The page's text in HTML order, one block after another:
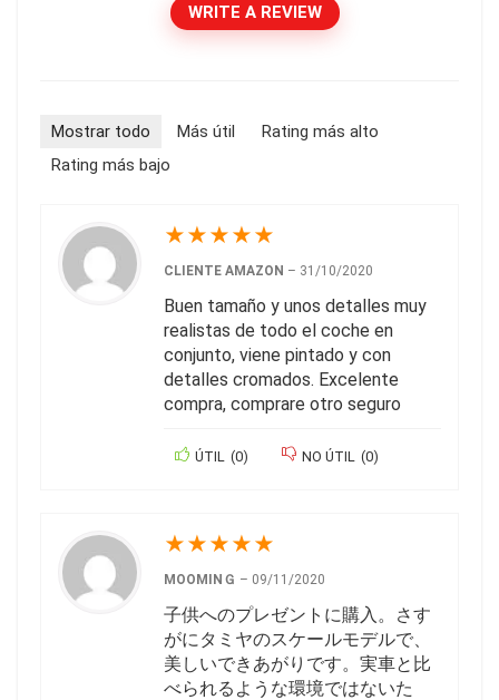
WRITE A REVIEW
Mostrar todo Más útil
Rating más alto
Rating más bajo
★★★★★
CLIENTE AMAZON – 31/10/2020
Buen tamaño y unos detalles muy
realistas de todo el coche en
conjunto, viene pintado y con
detalles cromados. Excelente
compra, comprare otro seguro
ÚTIL (0) NO ÚTIL (0)
★★★★★
MOOMINＧ – 09/11/2020
子供へのプレゼントに購入。さす
がにタミヤのスケールモデルで、
美しいできあがりです。実車と比
べられるような環境ではないた